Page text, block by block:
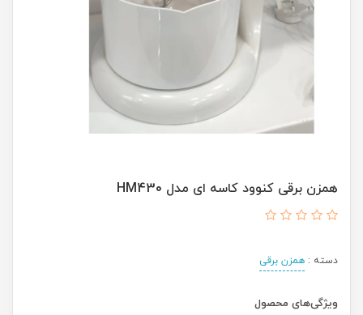
همزن برقی کنوود کاسه ای مدل HM430
دسته : همزن برقی
ویژگی‌های محصول